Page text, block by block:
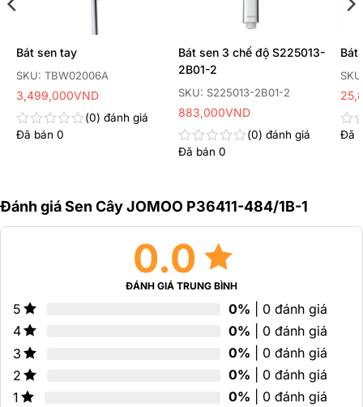
SKU: TBW02006A
Bát sen tay
Được
sao
0
đánh giá
Đã bán 0
3,499,000VND SKU: S225013-2B01-2
Bát sen 3 chế độ S225013-
2B01-2
Được
5
0
đánh giá
Đã bán 0
883,000VND
Bát
Đã
Đánh giá Sen Cây JOMOO P36411-484/1B-1
0.0
ĐÁNH GIÁ TRUNG BÌNH
5 0% | 0 đánh giá
4
0% | 0 đánh giá
3
0% | 0 đánh giá
2
0% | 0 đánh giá
1
0% | 0 đánh giá